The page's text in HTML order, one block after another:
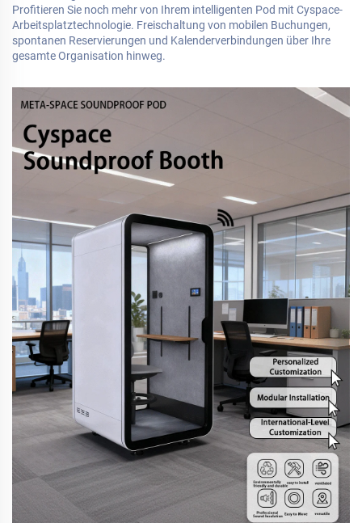
Profitieren Sie noch mehr von Ihrem intelligenten Pod mit Cyspace-
Arbeitsplatztechnologie. Freischaltung von mobilen Buchungen,
spontanen Reservierungen und Kalenderverbindungen über Ihre
gesamte Organisation hinweg.